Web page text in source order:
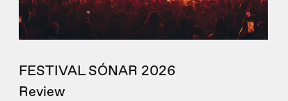
FESTIVAL SÓNAR 2026
Review